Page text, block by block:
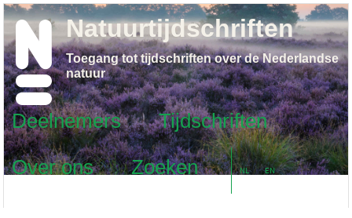
Deelnemers
Tijdschriften
Over ons
Zoeken NL EN
Natuurtijdschriften
Toegang tot tijdschriften over de Nederlandse
natuur